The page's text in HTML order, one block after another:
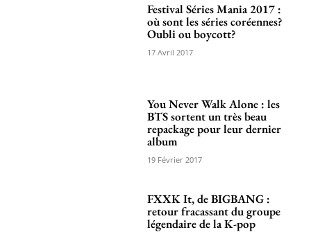
Festival Séries Mania 2017 :
où sont les séries coréennes?
Oubli ou boycott?
17 Avril 2017
You Never Walk Alone : les
BTS sortent un très beau
repackage pour leur dernier
album
19 Février 2017
FXXK It, de BIGBANG :
retour fracassant du groupe
légendaire de la K-pop